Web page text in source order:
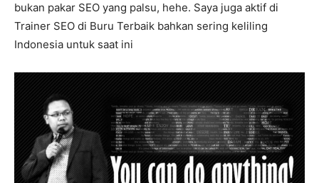
bukan pakar SEO yang palsu, hehe. Saya juga aktif di
Trainer SEO di Buru Terbaik bahkan sering keliling
Indonesia untuk saat ini